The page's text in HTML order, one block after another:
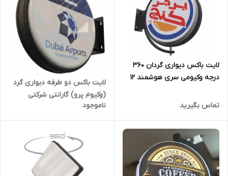
لایت باکس دیواری گردان 360
درجه وکیومی سری هوشمند 12
و کافی شاپ و مراکز خرید
تماس بگیرید
لایت باکس دو طرفه دیواری گرد
(وکیوم پرو) گارانتی شرکتی
مناسب برای رستوران و کافی
شاپ و مراکز خرید
ناموجود